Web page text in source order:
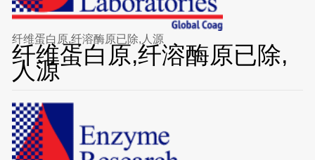
纤维蛋白原,纤溶酶原已除,人源
纤维蛋白原,纤溶酶原已除,
人源